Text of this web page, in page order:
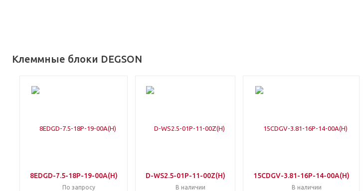
Клеммные блоки DEGSON
8EDGD-7.5-18P-19-00A(H)
По запросу
D-WS2.5-01P-11-00Z(H)
В наличии
15CDGV-3.81-16P-14-00A(H)
В наличии